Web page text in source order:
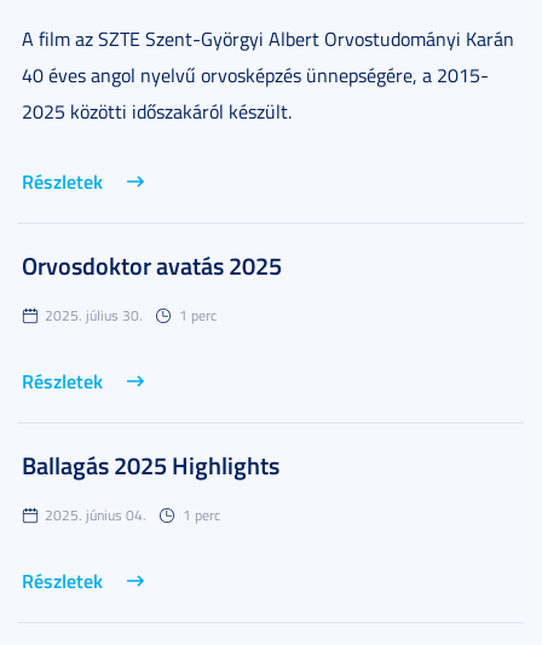
A film az SZTE Szent-Györgyi Albert Orvostudományi Karán
40 éves angol nyelvű orvosképzés ünnepségére, a 2015-
2025 közötti időszakáról készült.
Részletek
Orvosdoktor avatás 2025
2025. július 30. 1 perc
Részletek
Ballagás 2025 Highlights
2025. június 04. 1 perc
Részletek